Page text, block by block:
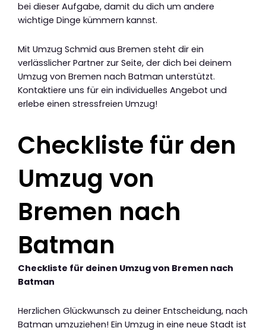
bei dieser Aufgabe, damit du dich um andere
wichtige Dinge kümmern kannst.
Mit Umzug Schmid aus Bremen steht dir ein
verlässlicher Partner zur Seite, der dich bei deinem
Umzug von Bremen nach Batman unterstützt.
Kontaktiere uns für ein individuelles Angebot und
erlebe einen stressfreien Umzug!
Checkliste für den
Umzug von
Bremen nach
Batman
Checkliste für deinen Umzug von Bremen nach
Batman
Herzlichen Glückwunsch zu deiner Entscheidung, nach
Batman umzuziehen! Ein Umzug in eine neue Stadt ist